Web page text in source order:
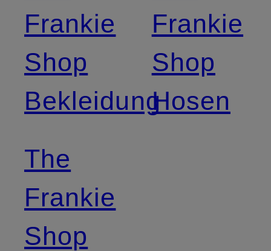
Frankie
Shop
Bekleidung
The
Frankie
Shop
Frankie
Shop
Hosen